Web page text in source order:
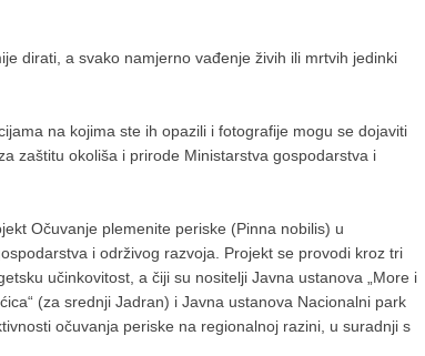
dirati, a svako namjerno vađenje živih ili mrtvih jedinki
na kojima ste ih opazili i fotografije mogu se dojaviti
zaštitu okoliša i prirode Ministarstva gospodarstva i
Očuvanje plemenite periske (Pinna nobilis) u
i održivog razvoja. Projekt se provodi kroz tri
učinkovitost, a čiji su nositelji Javna ustanova „More i
(za srednji Jadran) i Javna ustanova Nacionalni park
očuvanja periske na regionalnoj razini, u suradnji s